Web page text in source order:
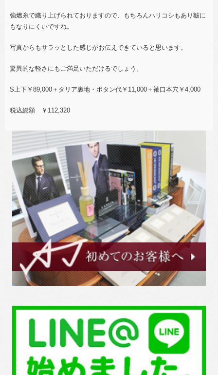
強燃糸で織り上げられておりますので、もちろんハリコシもあり皺に
もなりにくいですね。
写真からもサラッとした感じがお伝えできていると思います。
驚異的な軽さにもご満足いただけるでしょう。
S上下￥89,000＋タリア裏地・ボタン代￥11,000＋袖口本穴￥4,000
税込総額 ￥112,320